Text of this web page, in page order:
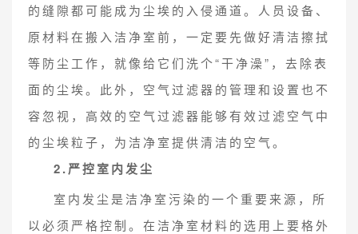
的缝隙都可能成为尘埃的入侵通道。人员设备、
原材料在搬入洁净室前，一定要先做好清洁擦拭
等防尘工作，就像给它们洗个“干净澡”，去除表
面的尘埃。此外，空气过滤器的管理和设置也不
容忽视，高效的空气过滤器能够有效过滤空气中
的尘埃粒子，为洁净室提供清洁的空气。
2.严控室内发尘
室内发尘是洁净室污染的一个重要来源，所
以必须严格控制。在洁净室材料的选用上要格外